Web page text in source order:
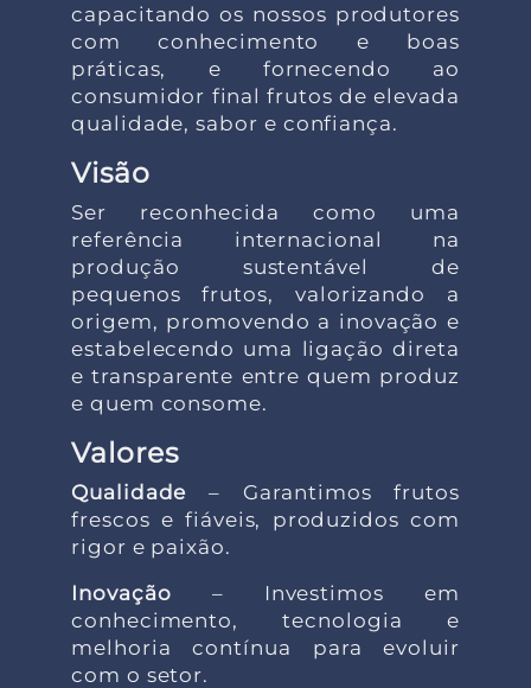
capacitando os nossos produtores
com conhecimento e boas
práticas, e fornecendo ao
consumidor final frutos de elevada
qualidade, sabor e confiança.
Visão
Ser reconhecida como uma
referência internacional na
produção sustentável de
pequenos frutos, valorizando a
origem, promovendo a inovação e
estabelecendo uma ligação direta
e transparente entre quem produz
e quem consome.
Valores
Qualidade – Garantimos frutos
frescos e fiáveis, produzidos com
rigor e paixão.
Inovação – Investimos em
conhecimento, tecnologia e
melhoria contínua para evoluir
com o setor.